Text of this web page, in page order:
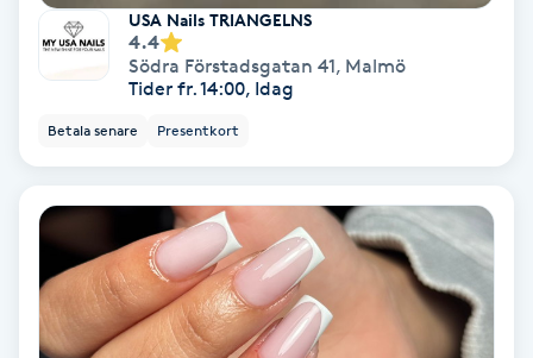
Spa
Spa manikyr & pedikyr
Spa-pedikyr
Spraytan
Stylist
USA Nails TRIANGELNS
4.4
Södra Förstadsgatan 41, Malmö
Tider fr. 14:00, Idag
Betala senare Presentkort